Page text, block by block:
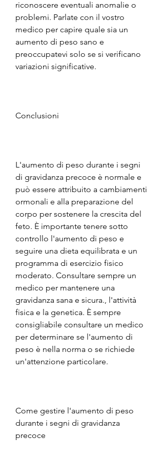
riconoscere eventuali anomalie o
problemi. Parlate con il vostro
medico per capire quale sia un
aumento di peso sano e
preoccupatevi solo se si verificano
variazioni significative.
Conclusioni
L'aumento di peso durante i segni
di gravidanza precoce è normale e
può essere attribuito a cambiamenti
ormonali e alla preparazione del
corpo per sostenere la crescita del
feto. È importante tenere sotto
controllo l'aumento di peso e
seguire una dieta equilibrata e un
programma di esercizio fisico
moderato. Consultare sempre un
medico per mantenere una
gravidanza sana e sicura., l'attività
fisica e la genetica. È sempre
consigliabile consultare un medico
per determinare se l'aumento di
peso è nella norma o se richiede
un'attenzione particolare.
Come gestire l'aumento di peso
durante i segni di gravidanza
precoce